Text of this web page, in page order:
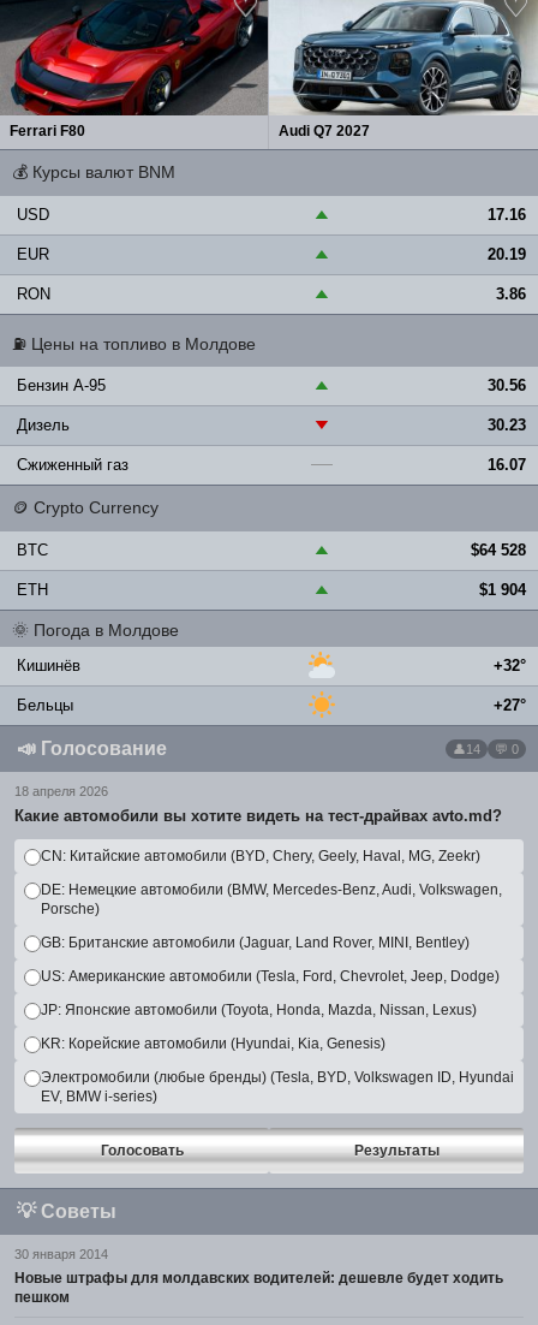
Ferrari F80 Audi Q7 2027
💰 Курсы валют BNM
USD ▲ 17.16
EUR ▲ 20.19
RON ▲ 3.86
⛽ Цены на топливо в Молдове
Бензин A-95 ▲ 30.56
Дизель ▼ 30.23
Сжиженный газ — 16.07
🪙 Crypto Currency
BTC ▲ $64 528
ETH ▲ $1 904
🌞 Погода в Молдове
Кишинёв +32°
Бельцы +27°
📣 Голосование 14 💬 0
18 апреля 2026
Какие автомобили вы хотите видеть на тест-драйвах avto.md?
CN: Китайские автомобили (BYD, Chery, Geely, Haval, MG, Zeekr)
DE: Немецкие автомобили (BMW, Mercedes-Benz, Audi, Volkswagen,
Porsche)
GB: Британские автомобили (Jaguar, Land Rover, MINI, Bentley)
US: Американские автомобили (Tesla, Ford, Chevrolet, Jeep, Dodge)
JP: Японские автомобили (Toyota, Honda, Mazda, Nissan, Lexus)
KR: Корейские автомобили (Hyundai, Kia, Genesis)
Электромобили (любые бренды) (Tesla, BYD, Volkswagen ID, Hyundai
EV, BMW i-series)
Голосовать Результаты
💡 Советы
30 января 2014
Новые штрафы для молдавских водителей: дешевле будет ходить
пешком